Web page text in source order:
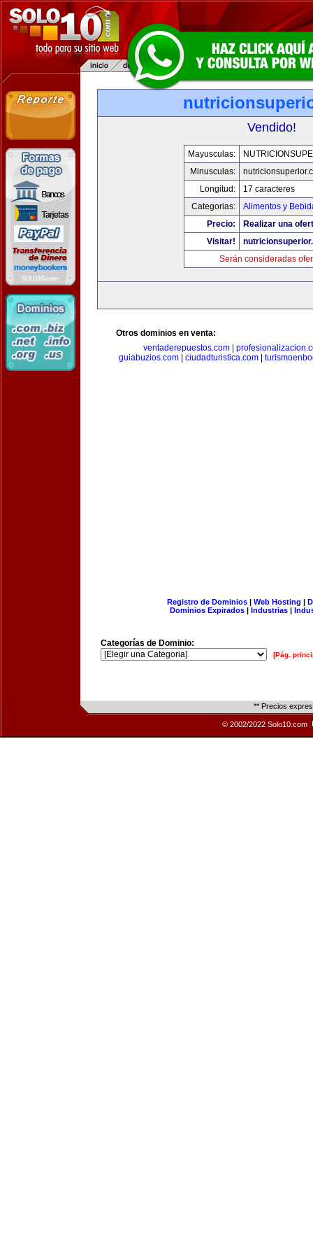
Vendido!
Mayusculas:
Minusculas:
Longitud:
17 caracteres
Categorias:
Alimentos y
Precio:
Realizar una
Visitar!
Serán consideradas
Otros dominios en venta:
ventaderepuestos.com
guiabuzios.com| ciudadturistica.com|
Registro de Dominios| Web Hosting |
Dominios Expirados | Industrias |
Categorías de Dominio:
[Pág.
** Precios
© 2002/2022 Solo10.com